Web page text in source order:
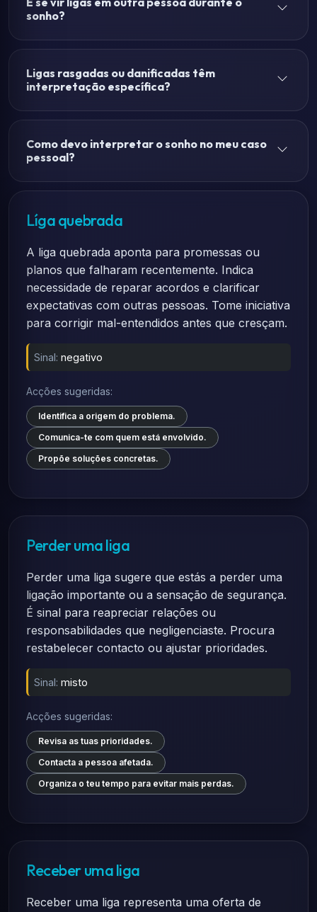
sonho?
Ligas rasgadas ou danificadas têm
interpretação específica?
Como devo interpretar o sonho no meu caso
pessoal?
Líga quebrada
A liga quebrada aponta para promessas ou
planos que falharam recentemente. Indica
necessidade de reparar acordos e clarificar
expectativas com outras pessoas. Tome iniciativa
para corrigir mal-entendidos antes que cresçam.
Sinal: negativo
Acções sugeridas:
Identifica a origem do problema.
Comunica-te com quem está envolvido.
Propõe soluções concretas.
Perder uma liga
Perder uma liga sugere que estás a perder uma
ligação importante ou a sensação de segurança.
É sinal para reapreciar relações ou
responsabilidades que negligenciaste. Procura
restabelecer contacto ou ajustar prioridades.
Sinal: misto
Acções sugeridas:
Revisa as tuas prioridades.
Contacta a pessoa afetada.
Organiza o teu tempo para evitar mais perdas.
Receber uma liga
Receber uma liga representa uma oferta de